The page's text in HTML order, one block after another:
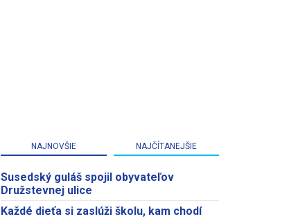
NAJNOVŠIE NAJČÍTANEJŠIE
Susedský guláš spojil obyvateľov
Družstevnej ulice
Každé dieťa si zaslúži školu, kam chodí